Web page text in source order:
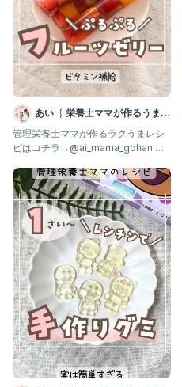
あい ︴栄養士ママが作るうまう
ま離乳食
管理栄養士ママが作るラクうまレシ
ピはコチラ→@ai_mama_gohan 離